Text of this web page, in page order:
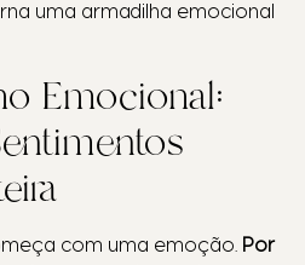
uma armadilha emocional
Emocional:
com uma emoção. Por